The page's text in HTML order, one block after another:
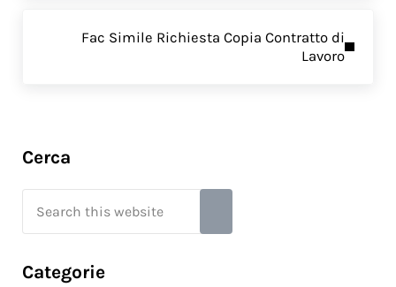
Fac Simile Richiesta Copia Contratto di
Lavoro
Sidebar
Cerca
Categorie